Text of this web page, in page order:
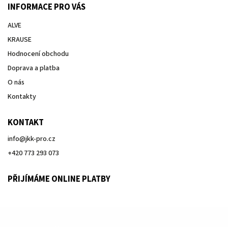
INFORMACE PRO VÁS
ALVE
KRAUSE
Hodnocení obchodu
Doprava a platba
O nás
Kontakty
KONTAKT
info@jkk-pro.cz
+420 773 293 073
PŘIJÍMÁME ONLINE PLATBY